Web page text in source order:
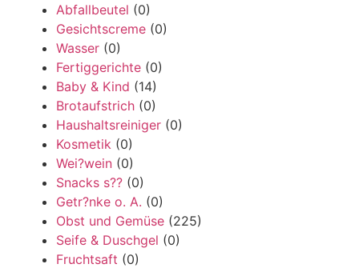
Abfallbeutel (0)
Gesichtscreme (0)
Wasser (0)
Fertiggerichte (0)
Baby & Kind (14)
Brotaufstrich (0)
Haushaltsreiniger (0)
Kosmetik (0)
Wei?wein (0)
Snacks s?? (0)
Getr?nke o. A. (0)
Obst und Gemüse (225)
Seife & Duschgel (0)
Fruchtsaft (0)